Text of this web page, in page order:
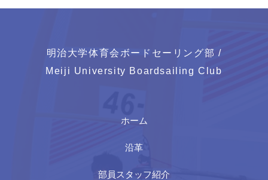
明治大学体育会ボードセーリング部 /
Meiji University Boardsailing Club
ホーム
沿革
部員スタッフ紹介